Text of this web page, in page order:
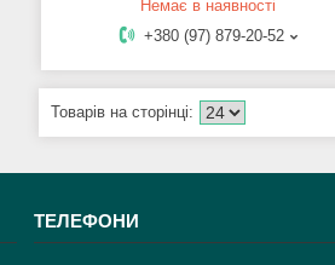
Немає в наявності
+380 (97) 879-20-52